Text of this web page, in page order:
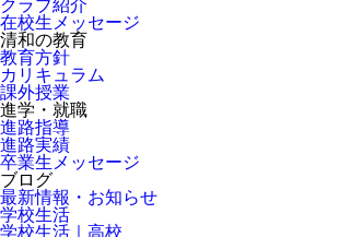
クラブ紹介
在校生メッセージ
清和の教育
教育方針
カリキュラム
課外授業
進学・就職
進路指導
進路実績
卒業生メッセージ
ブログ
最新情報・お知らせ
学校生活
学校生活｜高校